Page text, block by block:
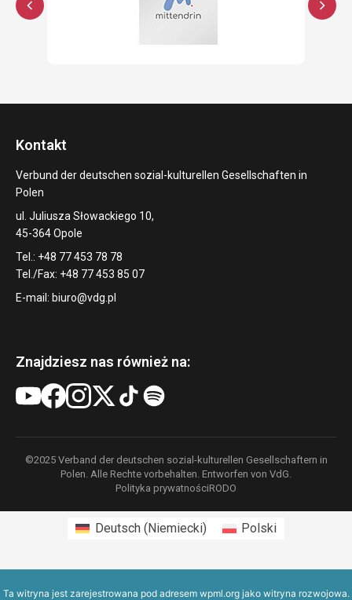
Kontakt
Verbund der deutschen sozial-kulturellen Gesellschaften in
Polen
ul. Juliusza Słowackiego 10,
45-364 Opole
Tel.: +48 77 453 78 78
Tel./Fax: +48 77 453 85 07
E-mail: biuro@vdg.pl
Znajdziesz nas również na:
©2025 Verband der deutschen sozial-kulturellen Gesellschaftern in
Polen. Alle Rechte vorbehalten. Entworfen von VdG.
Polityka prywatnościRODO
Deutsch(Niemiecki) Polski
Ta witryna jest zarejestrowana pod adresem wpml.orgjako witryna rozwojowa.